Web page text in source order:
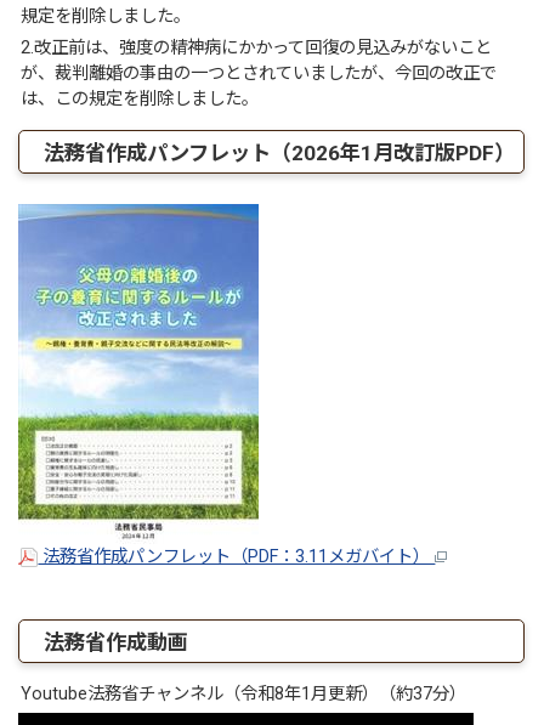
規定を削除しました。
2.改正前は、強度の精神病にかかって回復の見込みがないこと
が、裁判離婚の事由の一つとされていましたが、今回の改正で
は、この規定を削除しました。
法務省作成パンフレット（2026年1月改訂版PDF）
法務省作成パンフレット（PDF：3.11メガバイト）
法務省作成動画
Youtube法務省チャンネル（令和8年1月更新）（約37分）